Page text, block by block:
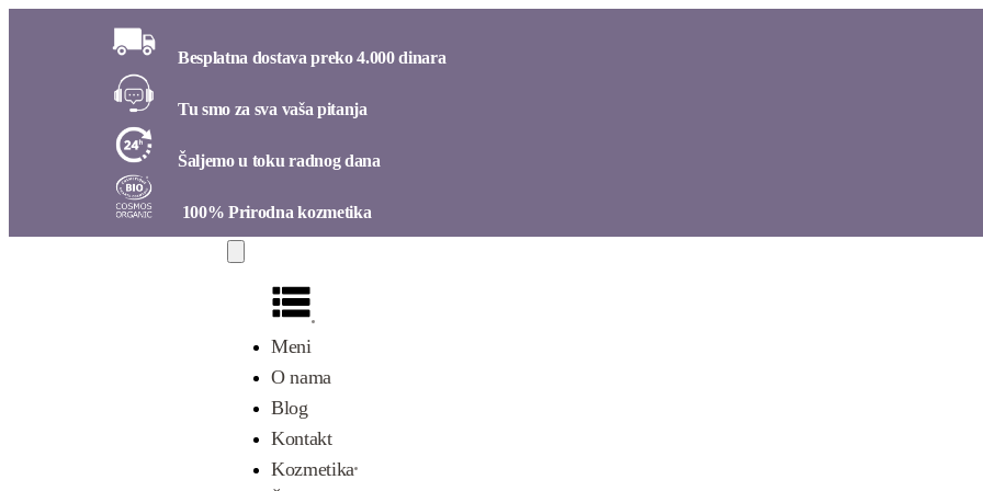
Besplatna dostava preko 4.000 dinara​
Tu smo za sva vaša pitanja​
Šaljemo u toku radnog dana​
100% Prirodna kozmetika​
Meni
O nama
Blog
Kontakt
Kozmetika